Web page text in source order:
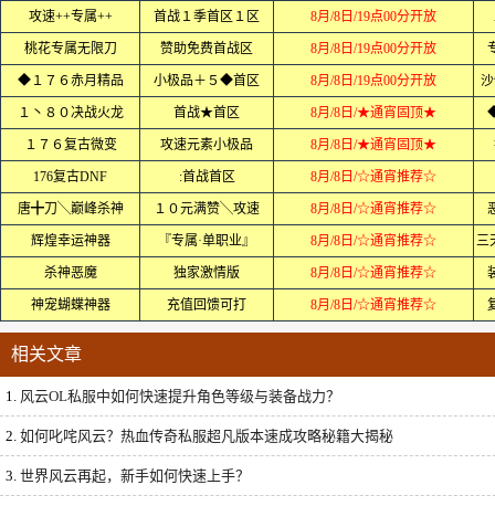
攻速++专属++ 首战１季首区１区 8月/8日/19点00分开放
桃花专属无限刀 赞助免费首战区 8月/8日/19点00分开放
◆１７６赤月精品 小极品＋５◆首区 8月/8日/19点00分开放
１丶８０决战火龙 首战★首区 8月/8日/★通宵固顶★
１７６复古微变 攻速元素小极品 8月/8日/★通宵固顶★
176复古DNF :首战首区 8月/8日/☆通宵推荐☆
唐╋刀╲巅峰杀神 １０元满赞╲攻速 8月/8日/☆通宵推荐☆
辉煌幸运神器 『专属·单职业』 8月/8日/☆通宵推荐☆ 三
杀神恶魔 独家激情版 8月/8日/☆通宵推荐☆
神宠蝴蝶神器 充值回馈可打 8月/8日/☆通宵推荐☆
相关文章
1. 风云OL私服中如何快速提升角色等级与装备战力？
2. 如何叱咤风云？热血传奇私服超凡版本速成攻略秘籍大揭秘
3. 世界风云再起，新手如何快速上手？